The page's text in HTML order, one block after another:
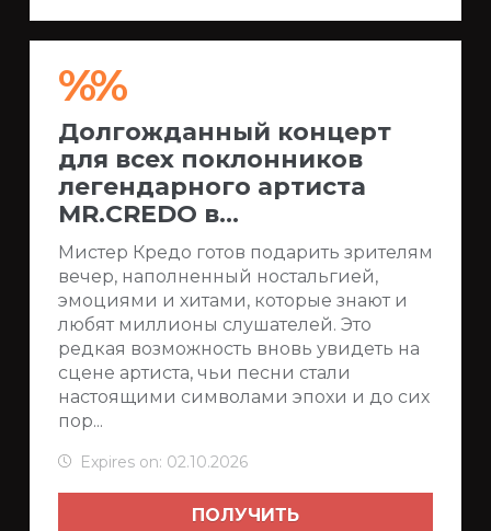
%%
Долгожданный концерт
для всех поклонников
легендарного артиста
MR.CREDO в...
Мистер Кредо готов подарить зрителям
вечер, наполненный ностальгией,
эмоциями и хитами, которые знают и
любят миллионы слушателей. Это
редкая возможность вновь увидеть на
сцене артиста, чьи песни стали
настоящими символами эпохи и до сих
пор...
Expires on: 02.10.2026
ПОЛУЧИТЬ